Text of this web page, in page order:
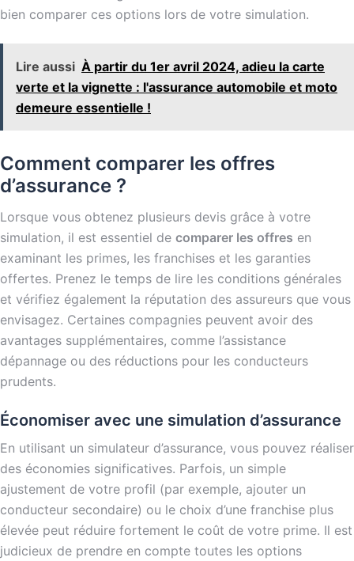
bien comparer ces options lors de votre simulation.
Lire aussi À partir du 1er avril 2024, adieu la carte
verte et la vignette : l'assurance automobile et moto
demeure essentielle !
Comment comparer les offres
d’assurance ?
Lorsque vous obtenez plusieurs devis grâce à votre
simulation, il est essentiel de comparer les offres en
examinant les primes, les franchises et les garanties
offertes. Prenez le temps de lire les conditions générales
et vérifiez également la réputation des assureurs que vous
envisagez. Certaines compagnies peuvent avoir des
avantages supplémentaires, comme l’assistance
dépannage ou des réductions pour les conducteurs
prudents.
Économiser avec une simulation d’assurance
En utilisant un simulateur d’assurance, vous pouvez réaliser
des économies significatives. Parfois, un simple
ajustement de votre profil (par exemple, ajouter un
conducteur secondaire) ou le choix d’une franchise plus
élevée peut réduire fortement le coût de votre prime. Il est
judicieux de prendre en compte toutes les options